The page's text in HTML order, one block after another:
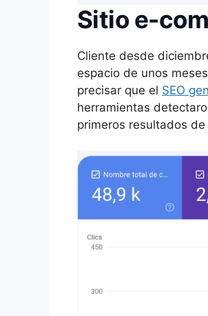
Sitio e-
Cliente desde
espacio de unos
precisar que el SEO
herramientas
primeros resultados